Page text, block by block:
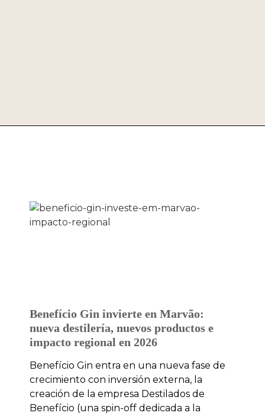
Benefício Gin invierte en Marvão:
nueva destilería, nuevos productos e
impacto regional en 2026
Benefício Gin entra en una nueva fase de
crecimiento con inversión externa, la
creación de la empresa Destilados de
Benefício (una spin-off dedicada a la